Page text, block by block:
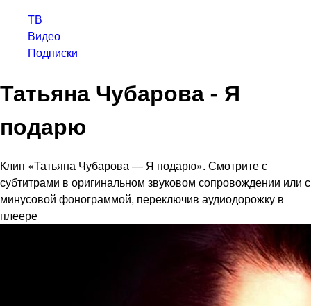
ТВ
Видео
Подписки
Татьяна Чубарова - Я
подарю
Клип «Татьяна Чубарова — Я подарю». Смотрите с
субтитрами в оригинальном звуковом сопровождении или с
минусовой фонограммой, переключив аудиодорожку в
плеере